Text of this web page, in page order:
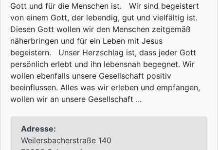
Gott und für die Menschen ist. Wir sind begeistert
von einem Gott, der lebendig, gut und vielfältig ist.
Diesen Gott wollen wir den Menschen zeitgemäß
näherbringen und für ein Leben mit Jesus
begeistern. Unser Herzschlag ist, dass jeder Gott
persönlich erlebt und ihn lebensnah begegnet. Wir
wollen ebenfalls unsere Gesellschaft positiv
beeinflussen. Alles was wir erleben und empfangen,
wollen wir an unsere Gesellschaft ...
Adresse:
Weilersbacherstraße 140